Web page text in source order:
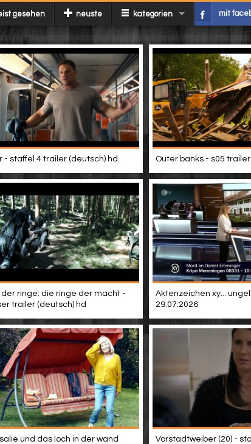
gesehen neuste kategorien mit
- staffel 4 trailer (deutsch) hd Outer banks - s05
der ringe: die ringe der macht -
trailer (deutsch) hd
Aktenzeichen xy...
29.07.2026
und das loch in der wand
Vorstadtweiber (20) -